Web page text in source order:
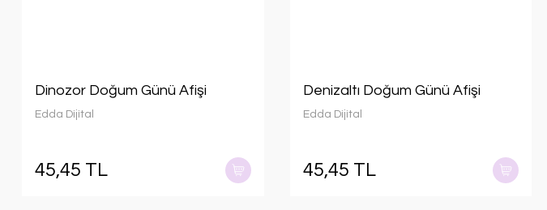
Dinozor Doğum Günü Afişi
Edda Dijital
45,45 TL
Denizaltı Doğum Günü Afişi
Edda Dijital
45,45 TL